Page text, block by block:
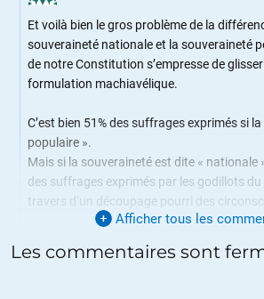
Et voilà bien le gros problème de la
souveraineté nationale et la souveraineté
de notre Constitution s’empresse de
formulation machiavélique.
C’est bien 51% des suffrages exprimés si
populaire ».
Mais si la souveraineté est dite « nationale
des suffrages exprimés par les godillots
travers d’un découpage pourri des
Afficher tous les
Les commentaires sont